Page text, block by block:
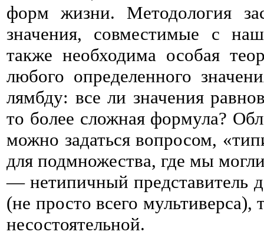
форм жизни. Методология
значения, совместимые с
также необходима особая
любого определенного
лямбду: все ли значения
то более сложная формула?
можно задаться вопросом,
для подмножества, где мы
— нетипичный представитель
(не просто всего мультиверса),
несостоятельной.